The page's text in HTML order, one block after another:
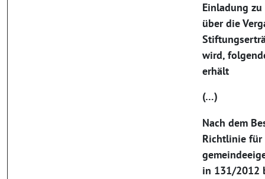
Einladung
über die
wird,
erhält
(…)
Nach dem
Richtlinie für
in 131/2012